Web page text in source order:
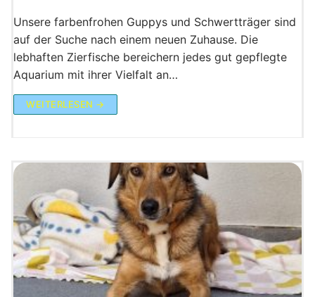
Unsere farbenfrohen Guppys und Schwertträger sind
auf der Suche nach einem neuen Zuhause. Die
lebhaften Zierfische bereichern jedes gut gepflegte
Aquarium mit ihrer Vielfalt an…
WEITERLESEN →